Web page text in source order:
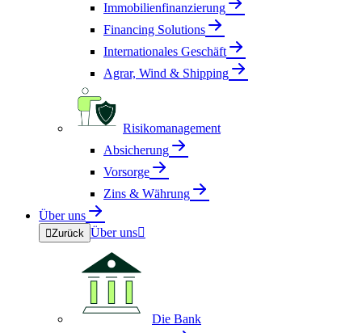
Immobilienfinanzierung
Financing Solutions
Internationales Geschäft
Agrar, Wind & Shipping
Risikomanagement
Absicherung
Vorsorge
Zins & Währung
Über uns
Zurück Über uns
Die Bank